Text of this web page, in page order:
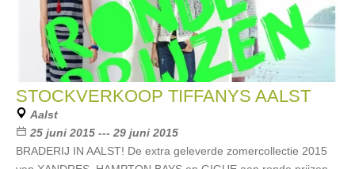
STOCKVERKOOP TIFFANYS AALST
Aalst
25 juni 2015 --- 29 juni 2015
BRADERIJ IN AALST! De extra geleverde zomercollectie 2015